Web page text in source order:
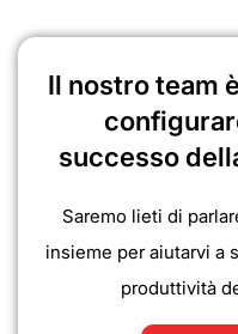
Il nostro team
successo
Saremo lieti di
insieme per aiutarvi a
produttività